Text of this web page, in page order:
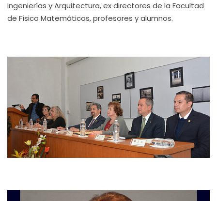
Ingenierías y Arquitectura, ex directores de la Facultad
de Físico Matemáticas, profesores y alumnos.